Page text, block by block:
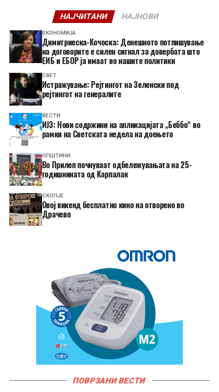
НАЈЧИТАНИ НАЈНОВИ
ЕКОНОМИЈА
Димитриеска-Кочоска: Денешното потпишување
на договорите е силен сигнал за довербата што
ЕИБ и ЕБОР ја имаат во нашите политики
СВЕТ
Истражување: Рејтингот на Зеленски под
рејтингот на генералите
ВЕСТИ
ИЈЗ: Нови содржини на апликацијата „Беббо“ во
рамки на Светската недела на доењето
ОПШТИНИ
Во Прилеп почнуваат одбележувањата на 25-
годишнината од Карпалак
СКОПЈЕ
​Овој викенд бесплатно кино на отворено во
Драчево
ПОВРЗАНИ ВЕСТИ